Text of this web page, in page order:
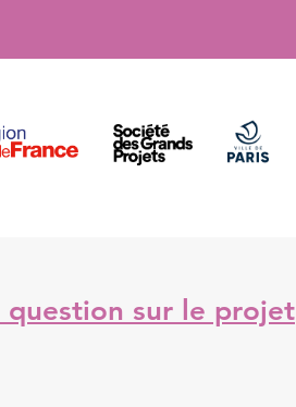
question sur le projet